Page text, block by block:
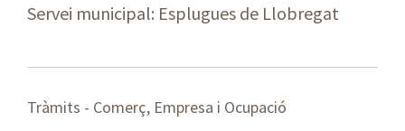
Servei municipal: Esplugues de Llobregat
Tràmits - Comerç, Empresa i Ocupació